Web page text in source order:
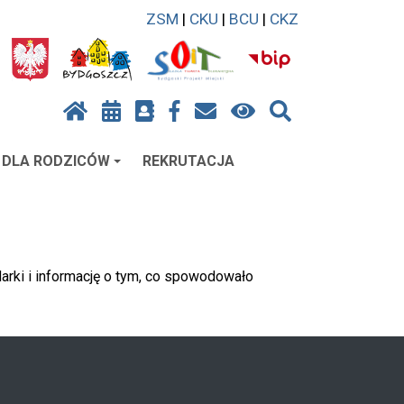
ZSM | CKU | BCU | CKZ
DLA RODZICÓW REKRUTACJA
i informację o tym, co spowodowało